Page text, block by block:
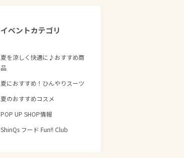
イベントカテゴリ
夏を涼しく快適に♪おすすめ商
品
夏におすすめ！ひんやりスーツ
夏のおすすめコスメ
POP UP SHOP情報
ShinQs フード Fun!! Club